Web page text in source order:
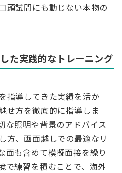
頭試問にも動じない本物の
た実践的なトレーニング
指導してきた実績を活か
せ方を徹底的に指導しま
な照明や背景のアドバイス
方、画面越しでの最適なリ
面も含めて模擬面接を繰り
で練習を積むことで、海外